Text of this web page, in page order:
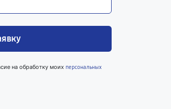
на обработку моих персональных